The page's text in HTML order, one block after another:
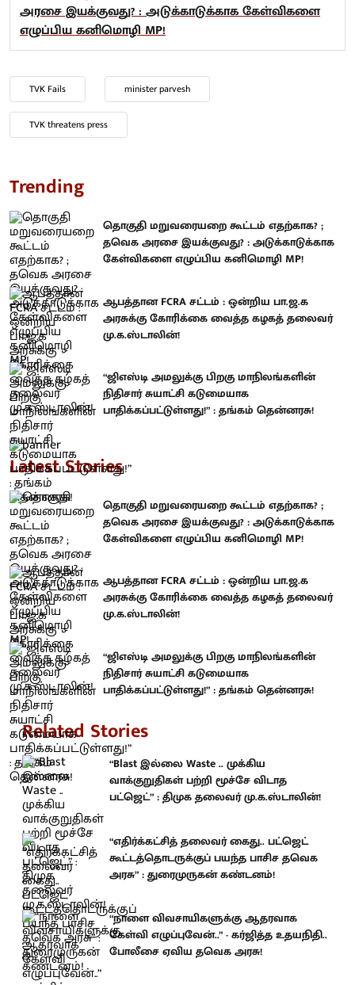
அரசை இயக்குவது? : அடுக்காடுக்காக கேள்விகளை
எழுப்பிய கனிமொழி MP!
TVK Fails minister parvesh
TVK threatens press
Trending
தொகுதி மறுவரையறை கூட்டம் எதற்காக? ;
தவெக அரசை இயக்குவது? : அடுக்காடுக்காக
கேள்விகளை எழுப்பிய கனிமொழி MP!
ஆபத்தான FCRA சட்டம் : ஒன்றிய பா.ஜ.க
அரசுக்கு கோரிக்கை வைத்த கழகத் தலைவர்
மு.க.ஸ்டாலின்!
“ஜிஎஸ்டி அமலுக்கு பிறகு மாநிலங்களின்
நிதிசார் சுயாட்சி கடுமையாக
பாதிக்கப்பட்டுள்ளது!” : தங்கம் தென்னரசு!
Latest Stories
தொகுதி மறுவரையறை கூட்டம் எதற்காக? ;
தவெக அரசை இயக்குவது? : அடுக்காடுக்காக
கேள்விகளை எழுப்பிய கனிமொழி MP!
ஆபத்தான FCRA சட்டம் : ஒன்றிய பா.ஜ.க
அரசுக்கு கோரிக்கை வைத்த கழகத் தலைவர்
மு.க.ஸ்டாலின்!
“ஜிஎஸ்டி அமலுக்கு பிறகு மாநிலங்களின்
நிதிசார் சுயாட்சி கடுமையாக
பாதிக்கப்பட்டுள்ளது!” : தங்கம் தென்னரசு!
Related Stories
“Blast இல்லை Waste .. முக்கிய
வாக்குறுதிகள் பற்றி மூச்சே விடாத
பட்ஜெட்” : திமுக தலைவர் மு.க.ஸ்டாலின்!
“எதிர்க்கட்சித் தலைவர் கைது.. பட்ஜெட்
கூட்டத்தொடருக்குப் பயந்த பாசிச தவெக
அரசு” : துரைமுருகன் கண்டனம்!
“நாளை விவசாயிகளுக்கு ஆதரவாக
கேள்வி எழுப்புவேன்..” - கர்ஜித்த உதயநிதி..
போலீசை ஏவிய தவெக அரசு!